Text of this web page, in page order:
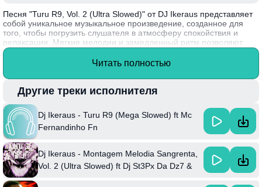
Песня "Turu R9, Vol. 2 (Ultra Slowed)" от DJ Ikeraus представляет
собой уникальное музыкальное произведение, созданное для
того, чтобы погрузить слушателя в атмосферу спокойствия и
релаксации. Мягкие мелодии и замедленный ритм позволяют
отвлечься от повседневной суеты и насладиться каждым
аккордом. Это трек идеально подходит для фона во время
DJ Ikeraus известен своим умением смешивать жанры и
создавать аудиопространства, которые увлекают и вдохновляют.
В песне "Turu R9, Vol. 2" он демонстрирует мастерство
произведения замедленной музыки, позволяя каждому
слушателю найти свой собственный ритм и настроение.
Читать полностью
Другие треки исполнителя
Dj Ikeraus - Turu R9 (Mega Slowed) ft Mc
Fernandinho Fn
Dj Ikeraus - Montagem Melodia Sangrenta,
Vol. 2 (Ultra Slowed) ft Dj St3Px Da Dz7 &